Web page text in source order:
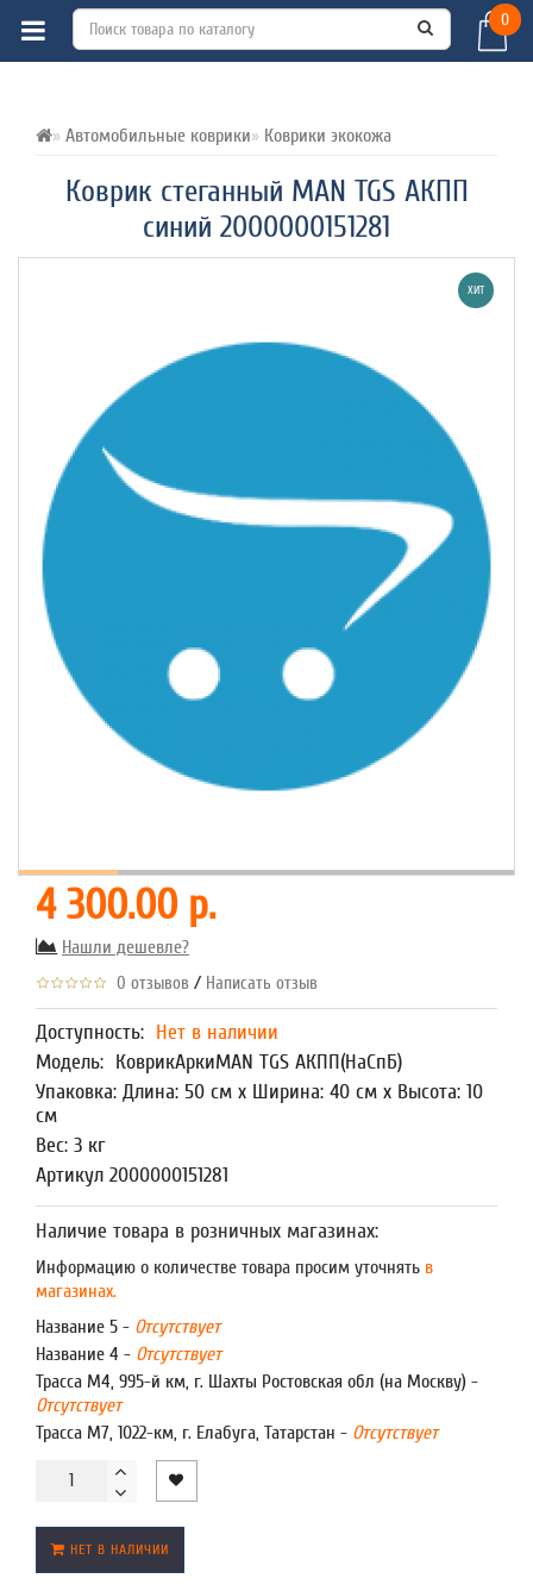
0
Автомобильные коврики Коврики экокожа
Коврик стеганный MAN TGS АКПП
синий 2000000151281
ВСЕ О ТОВАРЕ ХАРАКТЕРИСТИКИ
ХИТ
4 300.00 р.
Нашли дешевле?
0 отзывов / Написать отзыв
Доступность: Нет в наличии
Модель: КоврикАркиMAN TGS АКПП(НаСпБ)
Упаковка: Длина: 50 см x Ширина: 40 см x Высота: 10
см
Вес: 3 кг
Артикул 2000000151281
Наличие товара в розничных магазинах:
Информацию о количестве товара просим уточнять в
магазинах.
Название 5 - Отсутствует
Название 4 - Отсутствует
Трасса М4, 995-й км, г. Шахты Ростовская обл (на Москву) -
Отсутствует
Трасса М7, 1022-км, г. Елабуга, Татарстан - Отсутствует
НЕТ В НАЛИЧИИ